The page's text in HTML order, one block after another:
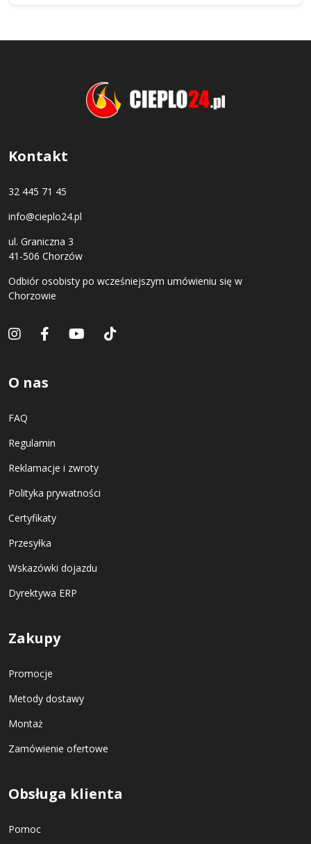
Kontakt
32 445 71 45
info@cieplo24.pl
ul. Graniczna 3
41-506 Chorzów
Odbiór osobisty po wcześniejszym umówieniu się w
Chorzowie
O nas
FAQ
Regulamin
Reklamacje i zwroty
Polityka prywatności
Certyfikaty
Przesyłka
Wskazówki dojazdu
Dyrektywa ERP
Zakupy
Promocje
Metody dostawy
Montaż
Zamówienie ofertowe
Obsługa klienta
Pomoc